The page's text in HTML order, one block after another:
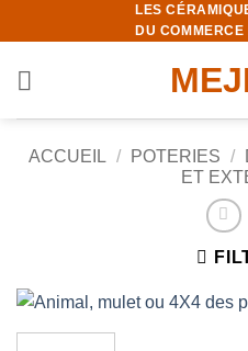
au
contenu
LES
DU
ACCUEIL / POTERIES /
ET